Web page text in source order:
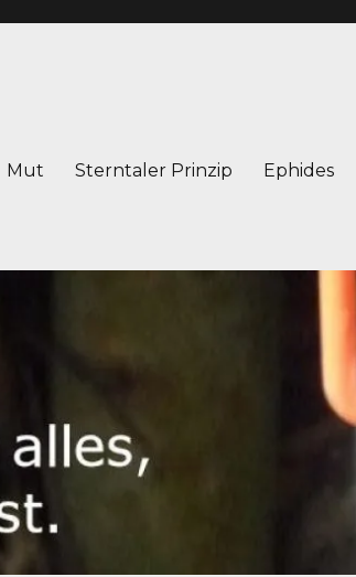
Mut Sterntaler Prinzip Ephides